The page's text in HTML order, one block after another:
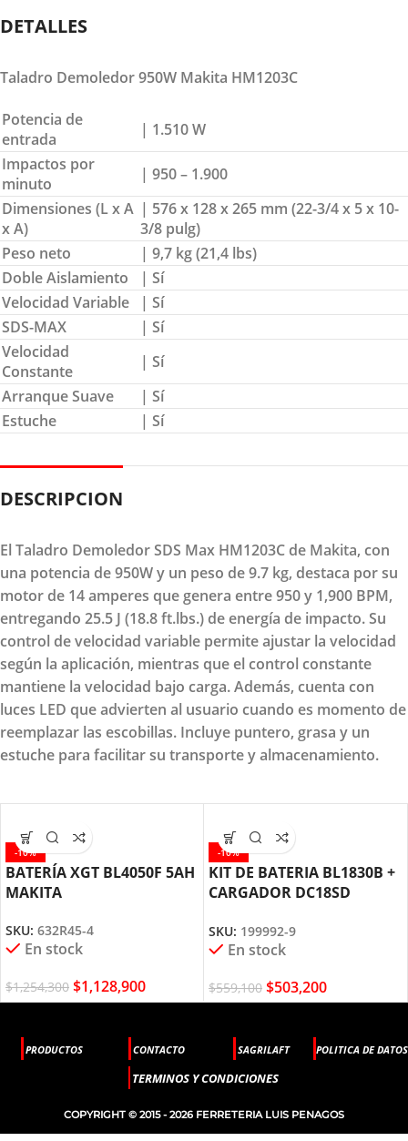
DETALLES
Taladro Demoledor 950W Makita HM1203C
Potencia de
entrada
| 1.510 W
Impactos por
minuto
| 950 – 1.900
Dimensiones (L x A
x A)
| 576 x 128 x 265 mm (22-3/4 x 5 x 10-
3/8 pulg)
Peso neto
| 9,7 kg (21,4 lbs)
Doble Aislamiento
| Sí
Velocidad Variable
| Sí
SDS-MAX
| Sí
Velocidad
Constante
| Sí
Arranque Suave
| Sí
Estuche
| Sí
DESCRIPCION
El Taladro Demoledor SDS Max HM1203C de Makita, con
una potencia de 950W y un peso de 9.7 kg, destaca por su
motor de 14 amperes que genera entre 950 y 1,900 BPM,
entregando 25.5 J (18.8 ft.lbs.) de energía de impacto. Su
control de velocidad variable permite ajustar la velocidad
según la aplicación, mientras que el control constante
mantiene la velocidad bajo carga. Además, cuenta con
luces LED que advierten al usuario cuando es momento de
reemplazar las escobillas. Incluye puntero, grasa y un
estuche para facilitar su transporte y almacenamiento.
-10%
BATERÍA XGT BL4050F 5AH
MAKITA
SKU: 632R45-4
En stock
$1,254,300 $1,128,900
-10%
KIT DE BATERIA BL1830B +
CARGADOR DC18SD
SKU: 199992-9
En stock
$559,100 $503,200
PRODUCTOS CONTACTO SAGRILAFT POLITICA DE DATOS
TERMINOS Y CONDICIONES
COPYRIGHT © 2015 - 2026 FERRETERIA LUIS PENAGOS